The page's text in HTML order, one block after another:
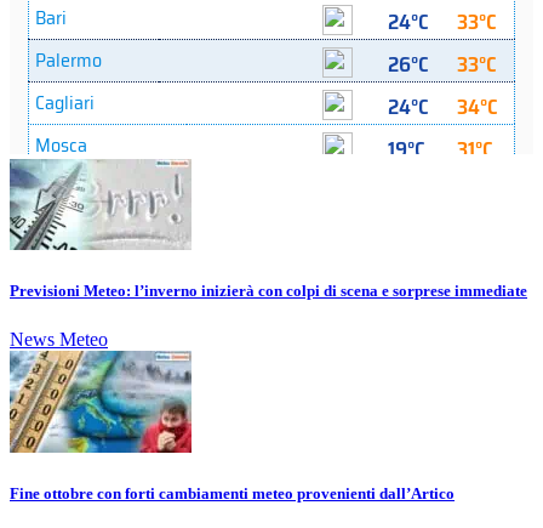
Previsioni Meteo: l’inverno inizierà con colpi di scena e sorprese immediate
News Meteo
Fine ottobre con forti cambiamenti meteo provenienti dall’Artico